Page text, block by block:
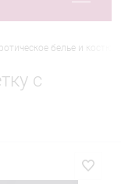
белье и
с